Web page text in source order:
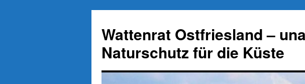
springen
Wattenrat Ostfriesland –
Naturschutz für die Küste